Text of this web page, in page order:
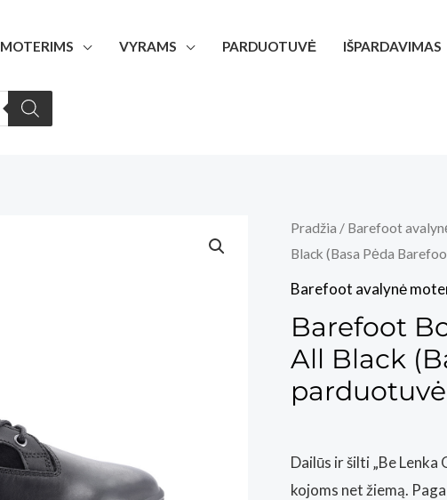
MOTERIMS VYRAMS PARDUOTUVĖ IŠPARDAVIMAS
Pradžia / Barefoot
Black (Basa Pėda
Barefoot avalynė
Barefoot
All Black
Dailūs ir šilti „Be
kojoms net žiemą.